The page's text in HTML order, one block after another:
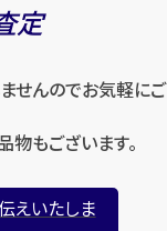
定
せんのでお気軽にご
もございます。
えいたしま